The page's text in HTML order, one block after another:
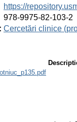
https://
978-9975-82-103-2
Cercetări clinice